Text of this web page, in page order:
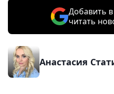
Добавить
читать
Анастасия